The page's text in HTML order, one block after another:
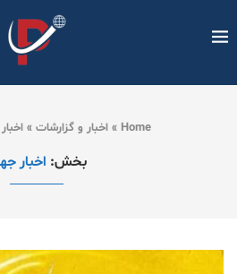
Home
»اخبار و گزارشات »
بخش: اخبار